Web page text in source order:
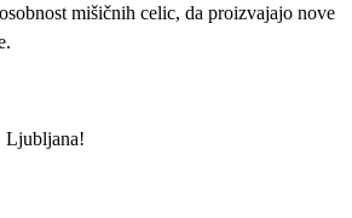
mišičnih celic, da proizvajajo nove
Ljubljana!